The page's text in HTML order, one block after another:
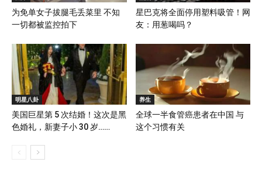
为免单女子拔腿毛丢菜里 不知
一切都被监控拍下
星巴克将全面停用塑料吸管！网
友：用葱喝吗？
明星八卦
美国巨星第 5 次结婚！这次是黑
色婚礼，新妻子小 30 岁……
养生
全球一半食管癌患者在中国 与
这个习惯有关